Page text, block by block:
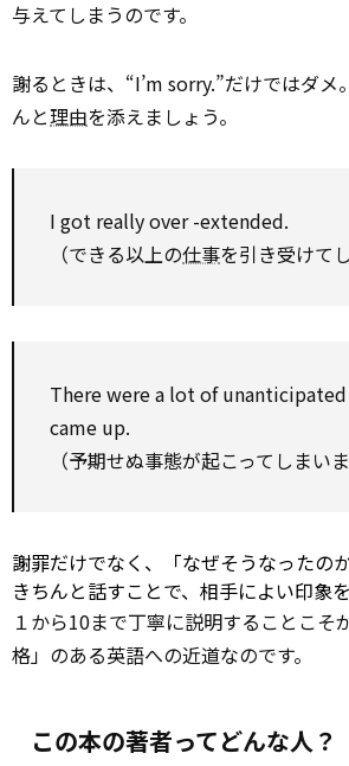
与えてしまうのです。
謝るときは、“I’m sorry.”だけではダメ
んと理由を添えましょう。
I got reallyover-extended.
（できる以上の仕事を引き受けて
There were a lot of
came up.
（予期せぬ事態が起こってしまいま
謝罪だけでなく、「なぜそうなったの
きちんと話すことで、相手によい印象を
１から10まで丁寧に説明することこそ
格」のある英語への近道なのです。
この本の著者ってどんな人？